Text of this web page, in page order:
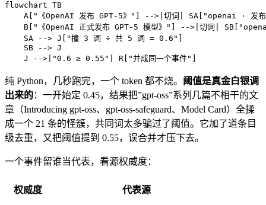
flowchart TB
A["《OpenAI 发布 GPT-5》"] -->|切词| SA["openai · 发
B["《OpenAI 正式发布 GPT-5 模型》"] -->|切词|
    SA --> J["撞 3 词 ÷ 共 5 词 = 0.6"]
    SB --> J
纯 Python，几秒跑完，一个 token 都不烧。 阈值是真金白银调
出来的：一开始定 0.45，结果把”gpt-oss”系列几篇不相干的文
章（Introducing gpt-oss、gpt-oss-safeguard、Model Card）全揉
成一个 21 条的怪簇，共同词太多骗过了阈值。它加了道条目
级去重，又把阈值提到 0.55，误合并才压下去。
一个事件留谁当代表，看源权威度：
权威度 代表源